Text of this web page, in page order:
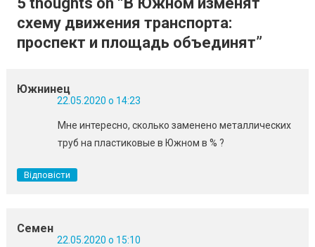
схему движения транспорта:
проспект и площадь объединят”
Южнинец
22.05.2020 о 14:23
Мне интересно, сколько заменено металлических
труб на пластиковые в Южном в % ?
Відповісти
Семен
22.05.2020 о 15:10